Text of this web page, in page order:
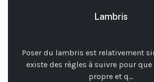
Lambris
Poser du lambris est relativement
existe des règles à suivre pour
propre et q...